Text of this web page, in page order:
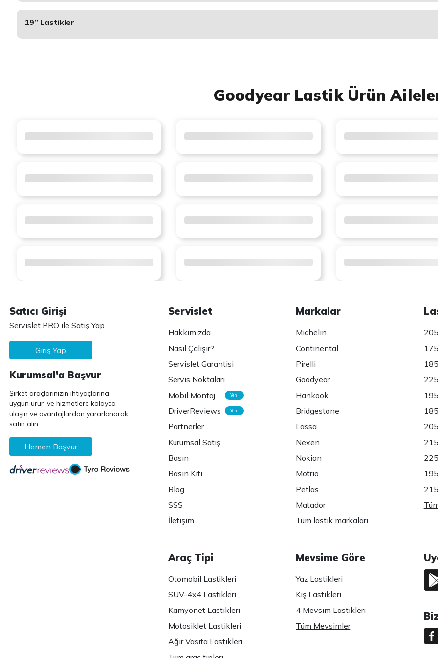
19’’ Lastikler
Goodyear Lastik Ürün
Satıcı Girişi
Servislet PRO ile Satış Yap
Giriş Yap
Kurumsal'a Başvur
Şirket araçlarınızın ihtiyaçlarına
uygun ürün ve hizmetlere kolayca
ulaşın ve avantajlardan yararlanarak
satın alın.
Hemen Başvur
Servislet
Hakkımızda
Nasıl Çalışır?
Servislet Garantisi
Servis Noktaları
Mobil Montaj
Yeni
DriverReviews Yeni
Partnerler
Kurumsal Satış
Basın
Basın Kiti
Blog
SSS
İletişim
Markalar
Michelin
Continental
Pirelli
Goodyear
Hankook
Bridgestone
Lassa
Nexen
Nokian
Motrio
Petlas
Matador
Tüm lastik markaları
Araç Tipi
Otomobil Lastikleri
SUV-4x4 Lastikleri
Kamyonet Lastikleri
Motosiklet Lastikleri
Ağır Vasıta Lastikleri
Mevsime Göre
Yaz Lastikleri
Kış Lastikleri
4 Mevsim Lastikleri
Tüm Mevsimler